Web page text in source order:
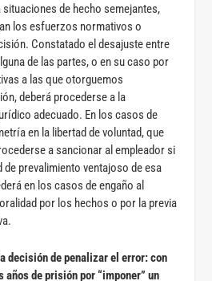
de hecho semejantes,
los esfuerzos normativos o
Constatado el desajuste entre
de las partes, o en su caso por
a las que otorguemos
deberá procederse a la
adecuado. En los casos de
en la libertad de voluntad, que
a sancionar al empleador si
de prevalimiento ventajoso de esa
en los casos de engaño al
por los hechos o por la previa
decisión de penalizar el error: con
años de prisión por “imponer” un